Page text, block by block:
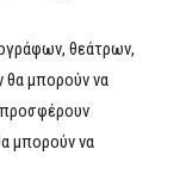
θεάτρων,
μπορούν να
μπορούν να